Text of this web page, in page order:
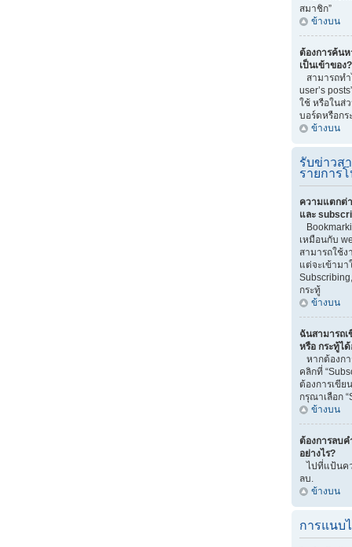
สมาชิก”
ข้างบน
ต้องการค้น
เป็นเข้าของ?
สามารถทำ
user’s
ใช้ หรือในส่
บอร์ดหรือกร
ข้างบน
รับข่าวส
รายการ
ความแตกต่
และ
เหมือนกับ
สามารถใช้
แต่จะเข้าม
กระทู้
ข้างบน
ฉันสามารถ
หรือ กระทู้ได้
หากต้องก
คลิกที่
ต้องการเขีย
กรุณาเลือก
ข้างบน
ต้องการลบ
อย่างไร?
ไปที่แป้นค
ลบ.
ข้างบน
การแนบ